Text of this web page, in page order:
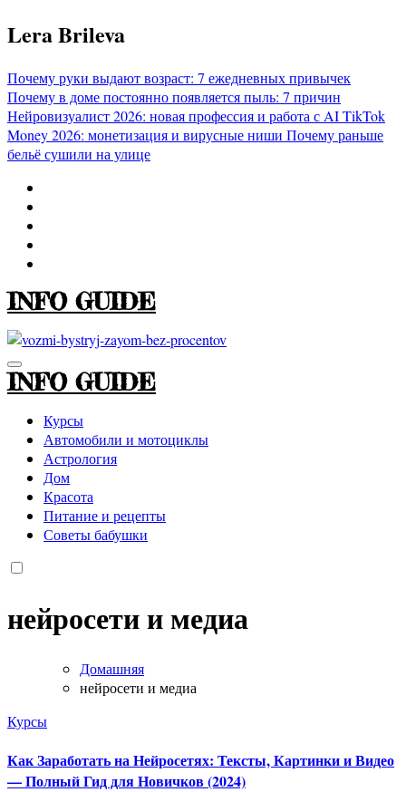
Перейти
к
Lera Brileva
Почему руки выдают возраст: 7 ежедневных привычек
Почему в доме постоянно появляется пыль: 7 причин
Нейровизуалист 2026: новая профессия и работа с AITikTok
Money 2026: монетизация и вирусные ниши Почему раньше
бельё сушили на улице
INFO GUIDE
INFO GUIDE
Курсы
Автомобили и мотоциклы
Астрология
Дом
Красота
Питание и рецепты
Советы бабушки
нейросети и медиа
Домашняя
нейросети и медиа
Курсы
Как Заработать на Нейросетях: Тексты, Картинки и Видео
— Полный Гид для Новичков (2024)